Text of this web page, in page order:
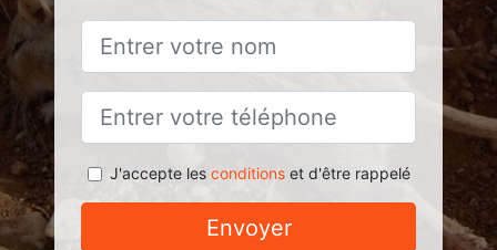
J'accepte les conditionset d'être rappelé
Envoyer